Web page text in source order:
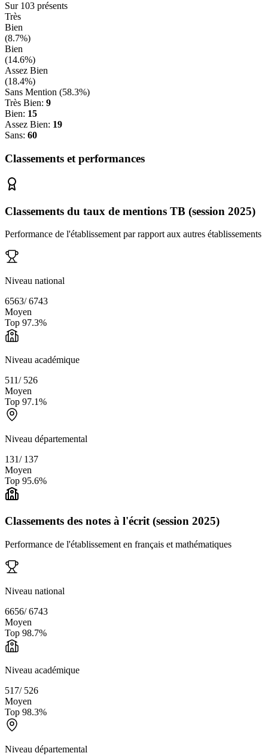
Sur 103 présents
Très
Bien
(8.7%)
Bien
(14.6%)
Assez Bien
(18.4%)
Sans Mention (58.3%)
Très Bien: 9
Bien: 15
Assez Bien: 19
Sans: 60
Classements et performances
Classements du taux de mentions TB (session 2025)
Performance de l'établissement par rapport aux autres établissements
Niveau national
6563/6743
Moyen
Top 97.3%
Niveau académique
511/ 526
Moyen
Top 97.1%
Niveau départemental
131/ 137
Moyen
Top 95.6%
Classements des notes à l'écrit (session 2025)
Performance de l'établissement en français et mathématiques
Niveau national
6656/6743
Moyen
Top 98.7%
Niveau académique
517/ 526
Moyen
Top 98.3%
Niveau départemental